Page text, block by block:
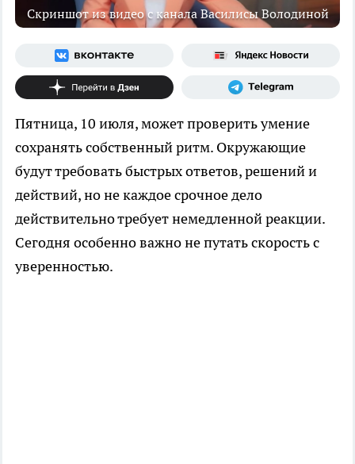
Скриншот из видео с канала Василисы Володиной
Пятница, 10 июля, может проверить умение
сохранять собственный ритм. Окружающие
будут требовать быстрых ответов, решений и
действий, но не каждое срочное дело
действительно требует немедленной реакции.
Сегодня особенно важно не путать скорость с
уверенностью.